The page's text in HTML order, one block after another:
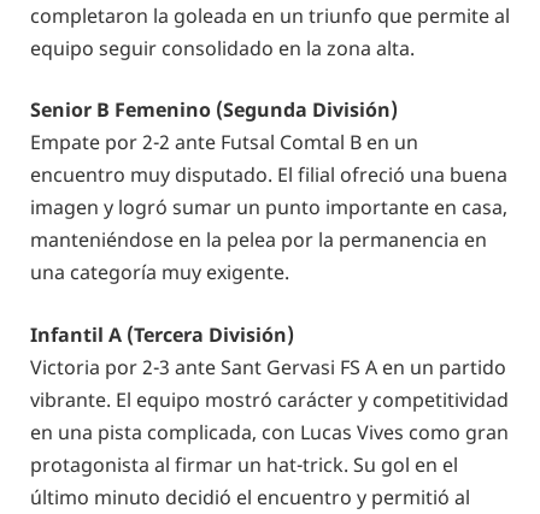
completaron la goleada en un triunfo que permite al
equipo seguir consolidado en la zona alta.
Senior B Femenino (Segunda División)
Empate por 2-2 ante Futsal Comtal B en un
encuentro muy disputado. El filial ofreció una buena
imagen y logró sumar un punto importante en casa,
manteniéndose en la pelea por la permanencia en
una categoría muy exigente.
Infantil A (Tercera División)
Victoria por 2-3 ante Sant Gervasi FS A en un partido
vibrante. El equipo mostró carácter y competitividad
en una pista complicada, con Lucas Vives como gran
protagonista al firmar un hat-trick. Su gol en el
último minuto decidió el encuentro y permitió al